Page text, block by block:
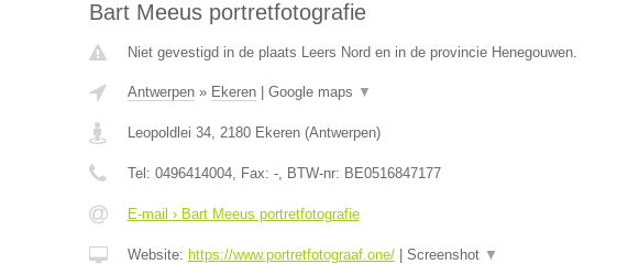
Bart Meeus portretfotografie
Niet gevestigd in de plaats Leers Nord en in de provincie Henegouwen.
Antwerpen» Ekeren| Google maps ▼
Leopoldlei 34, 2180 Ekeren(Antwerpen)
Tel: 0496414004, Fax: -, BTW-nr: BE0516847177
E-mail › Bart Meeus portretfotografie
Website: https://www.portretfotograaf.one/| Screenshot ▼